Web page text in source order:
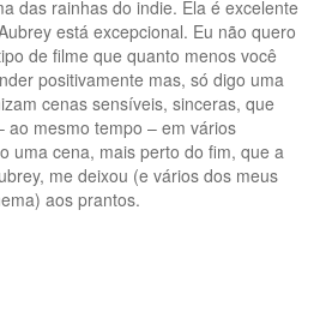
das rainhas do indie. Ela é excelente
está excepcional. Eu não quero
de filme que quanto menos você
positivamente mas, só digo uma
cenas sensíveis, sinceras, que
ao mesmo tempo – em vários
uma cena, mais perto do fim, que a
me deixou (e vários dos meus
aos prantos.